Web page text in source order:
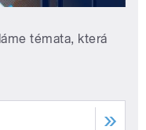
témata, která